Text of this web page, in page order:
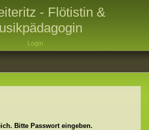
- Flötistin &
Login
Bitte Passwort eingeben.